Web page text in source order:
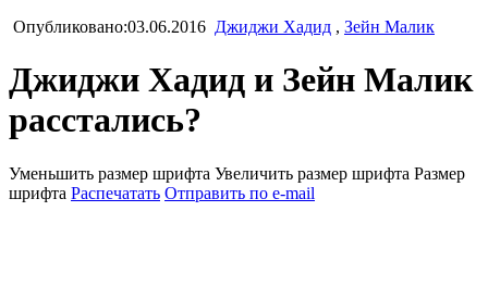
Опубликовано:03.06.2016 Джиджи Хадид , Зейн Малик
Джиджи Хадид и Зейн Малик
расстались?
Уменьшить размер шрифта Увеличить размер шрифта Размер
шрифта Распечатать Отправить по e-mail